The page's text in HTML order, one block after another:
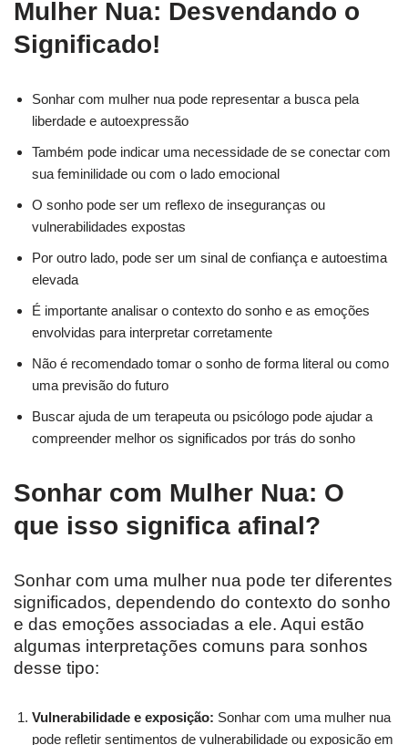
Mulher Nua: Desvendando o
Significado!
Sonhar com mulher nua pode representar a busca pela
liberdade e autoexpressão
Também pode indicar uma necessidade de se conectar com
sua feminilidade ou com o lado emocional
O sonho pode ser um reflexo de inseguranças ou
vulnerabilidades expostas
Por outro lado, pode ser um sinal de confiança e autoestima
elevada
É importante analisar o contexto do sonho e as emoções
envolvidas para interpretar corretamente
Não é recomendado tomar o sonho de forma literal ou como
uma previsão do futuro
Buscar ajuda de um terapeuta ou psicólogo pode ajudar a
compreender melhor os significados por trás do sonho
Sonhar com Mulher Nua: O
que isso significa afinal?
Sonhar com uma mulher nua pode ter diferentes
significados, dependendo do contexto do sonho
e das emoções associadas a ele. Aqui estão
algumas interpretações comuns para sonhos
desse tipo:
Vulnerabilidade e exposição: Sonhar com uma mulher nua
pode refletir sentimentos de vulnerabilidade ou exposição em